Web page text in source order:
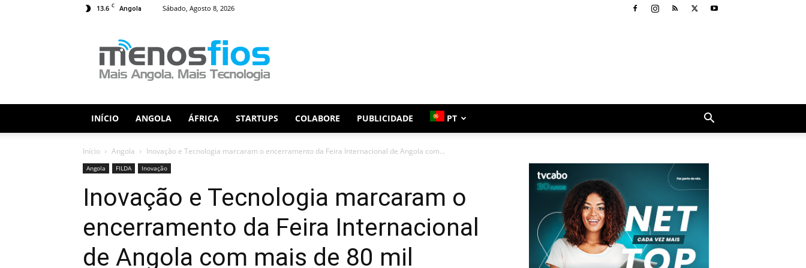
13.6 C Angola Sábado, Agosto 8, 2026
Fios
INÍCIO ANGOLA ÁFRICA STARTUPS COLABORE PUBLICIDADE PT
Início Angola Inovação e Tecnologia marcaram o encerramento da Feira Internacional de Angola com...
Angola FILDA Inovação
Inovação e Tecnologia marcaram o
encerramento da Feira Internacional
de Angola com mais de 80 mil